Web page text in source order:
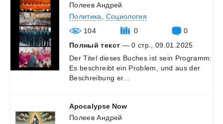
Полеев Андрей
Политика
Социология
104
0
0
Полный текст — 0 стр., 09.01.2025
Der Titel dieses Buches ist sein Programm:
Es beschreibt ein Problem, und aus der
Beschreibung er...
Apocalypse Now
Полеев Андрей